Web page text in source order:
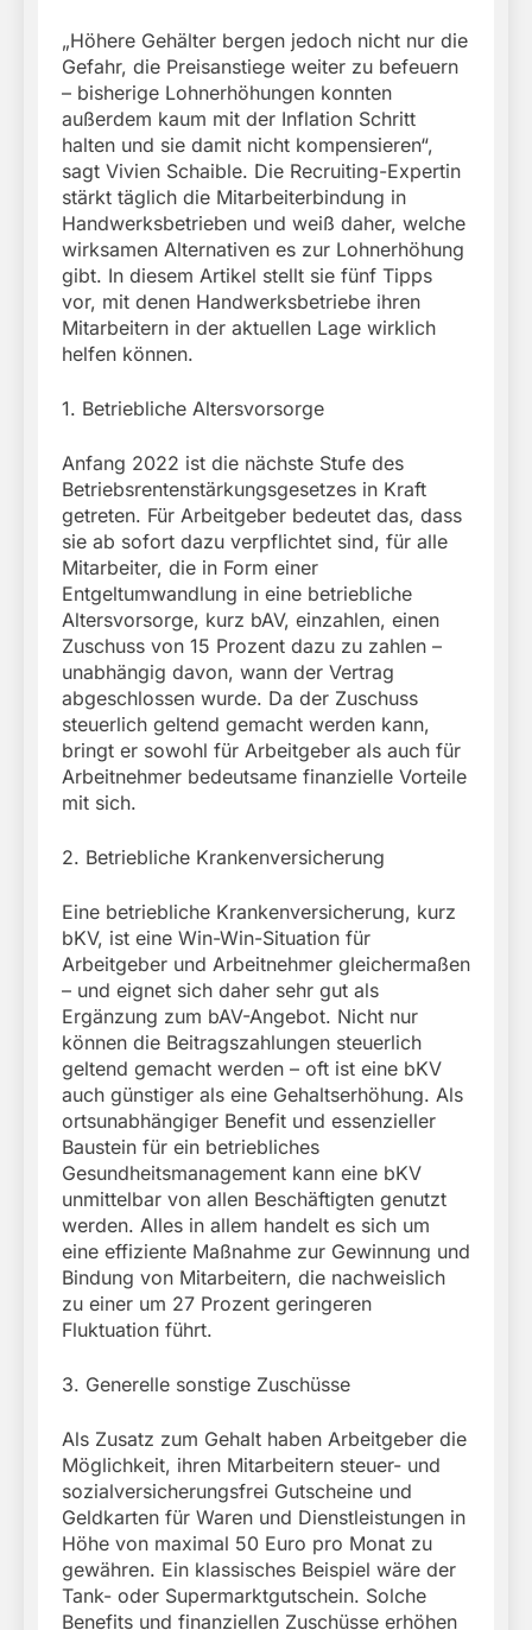
„Höhere Gehälter bergen jedoch nicht nur die
Gefahr, die Preisanstiege weiter zu befeuern
– bisherige Lohnerhöhungen konnten
außerdem kaum mit der Inflation Schritt
halten und sie damit nicht kompensieren“,
sagt Vivien Schaible. Die Recruiting-Expertin
stärkt täglich die Mitarbeiterbindung in
Handwerksbetrieben und weiß daher, welche
wirksamen Alternativen es zur Lohnerhöhung
gibt. In diesem Artikel stellt sie fünf Tipps
vor, mit denen Handwerksbetriebe ihren
Mitarbeitern in der aktuellen Lage wirklich
helfen können.
1. Betriebliche Altersvorsorge
Anfang 2022 ist die nächste Stufe des
Betriebsrentenstärkungsgesetzes in Kraft
getreten. Für Arbeitgeber bedeutet das, dass
sie ab sofort dazu verpflichtet sind, für alle
Mitarbeiter, die in Form einer
Entgeltumwandlung in eine betriebliche
Altersvorsorge, kurz bAV, einzahlen, einen
Zuschuss von 15 Prozent dazu zu zahlen –
unabhängig davon, wann der Vertrag
abgeschlossen wurde. Da der Zuschuss
steuerlich geltend gemacht werden kann,
bringt er sowohl für Arbeitgeber als auch für
Arbeitnehmer bedeutsame finanzielle Vorteile
mit sich.
2. Betriebliche Krankenversicherung
Eine betriebliche Krankenversicherung, kurz
bKV, ist eine Win-Win-Situation für
Arbeitgeber und Arbeitnehmer gleichermaßen
– und eignet sich daher sehr gut als
Ergänzung zum bAV-Angebot. Nicht nur
können die Beitragszahlungen steuerlich
geltend gemacht werden – oft ist eine bKV
auch günstiger als eine Gehaltserhöhung. Als
ortsunabhängiger Benefit und essenzieller
Baustein für ein betriebliches
Gesundheitsmanagement kann eine bKV
unmittelbar von allen Beschäftigten genutzt
werden. Alles in allem handelt es sich um
eine effiziente Maßnahme zur Gewinnung und
Bindung von Mitarbeitern, die nachweislich
zu einer um 27 Prozent geringeren
Fluktuation führt.
3. Generelle sonstige Zuschüsse
Als Zusatz zum Gehalt haben Arbeitgeber die
Möglichkeit, ihren Mitarbeitern steuer- und
sozialversicherungsfrei Gutscheine und
Geldkarten für Waren und Dienstleistungen in
Höhe von maximal 50 Euro pro Monat zu
gewähren. Ein klassisches Beispiel wäre der
Tank- oder Supermarktgutschein. Solche
Benefits und finanziellen Zuschüsse erhöhen